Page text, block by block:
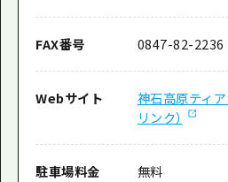
FAX番号 0847-82-2236
Webサイト
神石高原ティ
リンク）
駐車場料金 無料